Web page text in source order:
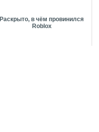
Раскрыто, в чём провинился
Roblox